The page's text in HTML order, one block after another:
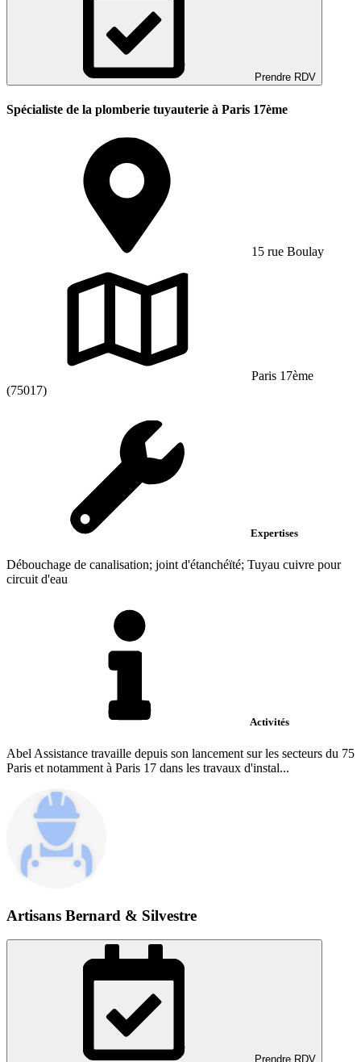
Prendre RDV
Spécialiste de la plomberie tuyauterie à Paris 17ème
15 rue Boulay
Paris 17ème
(75017)
Expertises
Débouchage de canalisation; joint d'étanchéïté; Tuyau cuivre pour
circuit d'eau
Activités
Abel Assistance travaille depuis son lancement sur les secteurs du 75
Paris et notamment à Paris 17 dans les travaux d'instal...
Artisans Bernard & Silvestre
Prendre RDV